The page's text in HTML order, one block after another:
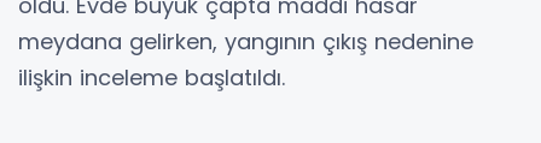
meydana gelirken, yangının çıkış nedenine
ilişkin inceleme başlatıldı.